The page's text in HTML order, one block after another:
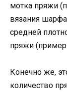
мотка пряжи
вязания
средней
пряжи
Конечно же,
количество